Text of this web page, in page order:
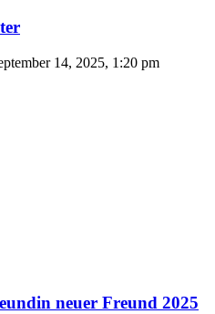
14, 2025, 1:20 pm
neuer Freund 2025